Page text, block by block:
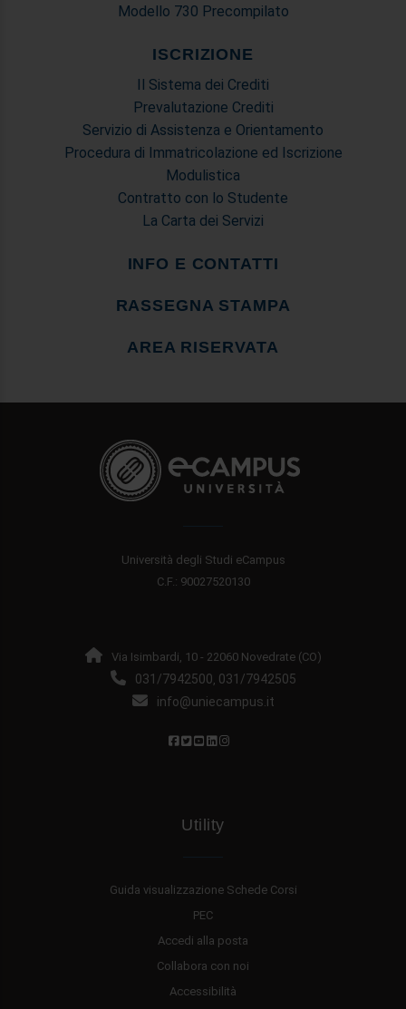
Modello 730 Precompilato
ISCRIZIONE
Il Sistema dei Crediti
Prevalutazione Crediti
Servizio di Assistenza e Orientamento
Procedura di Immatricolazione ed Iscrizione
Modulistica
Contratto con lo Studente
La Carta dei Servizi
INFO E CONTATTI
RASSEGNA STAMPA
AREA RISERVATA
Università degli Studi eCampus
C.F.: 90027520130
Via Isimbardi, 10 - 22060 Novedrate (CO)
031/7942500, 031/7942505
info@uniecampus.it
Utility
Guida visualizzazione Schede Corsi
PEC
Accedi alla posta
Collabora con noi
Accessibilità